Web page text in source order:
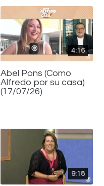
4:16
Abel Pons (Como
Alfredo por su casa)
(17/07/26)
9:18